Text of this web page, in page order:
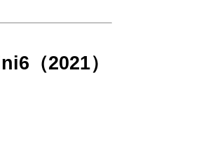
（2021）